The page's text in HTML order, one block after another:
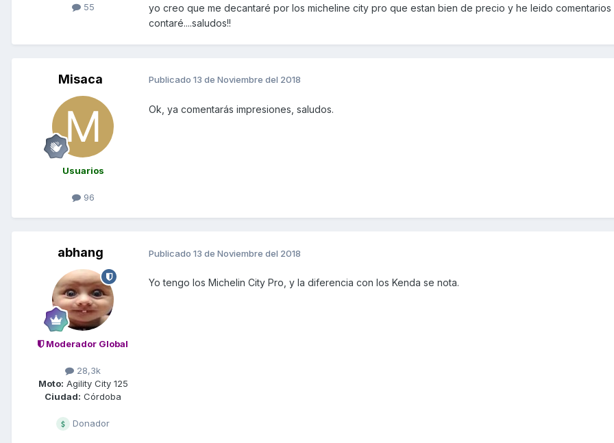
55
yo creo que me decantaré por los micheline city pro que estan bien de precio y he leido comentarios
contaré....saludos!!
Misaca
Usuarios
96
Publicado 13 de Noviembre del 2018
Ok, ya comentarás impresiones, saludos.
abhang
Moderador Global
28,3k
Moto: Agility City 125
Ciudad: Córdoba
Donador
Publicado 13 de Noviembre del 2018
Yo tengo los Michelin City Pro, y la diferencia con los Kenda se nota.